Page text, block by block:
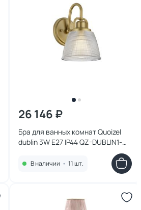
26 146 ₽
Бра для ванных комнат Quoizel
dublin 3W E27 IP44 QZ-DUBLIN1-
В наличии • 11 шт.